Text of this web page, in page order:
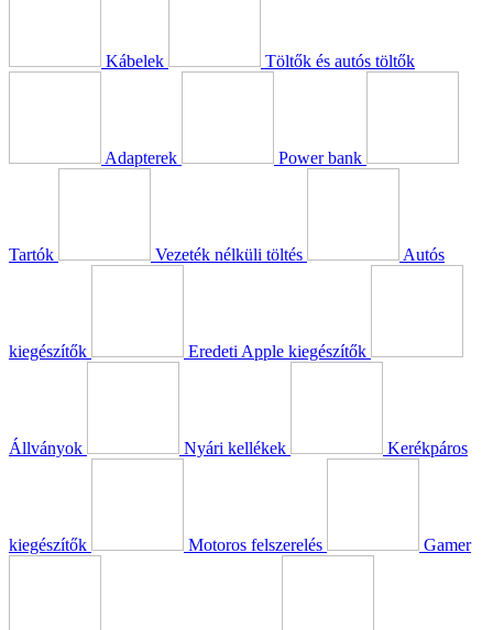
Kábelek Töltők és autós töltők
Adapterek Power bank
Tartók Vezeték nélküli töltés Autós
kiegészítők Eredeti Apple kiegészítők
Állványok Nyári kellékek Kerékpáros
kiegészítők Motoros felszerelés Gamer